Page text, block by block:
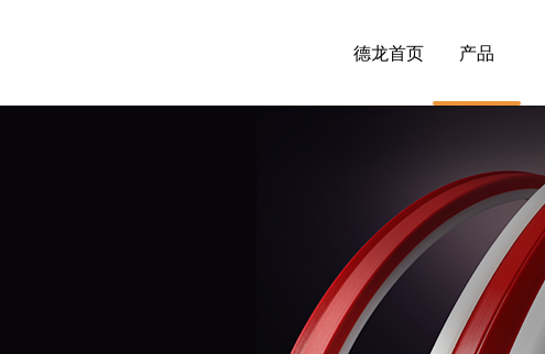
德龙首页 产品